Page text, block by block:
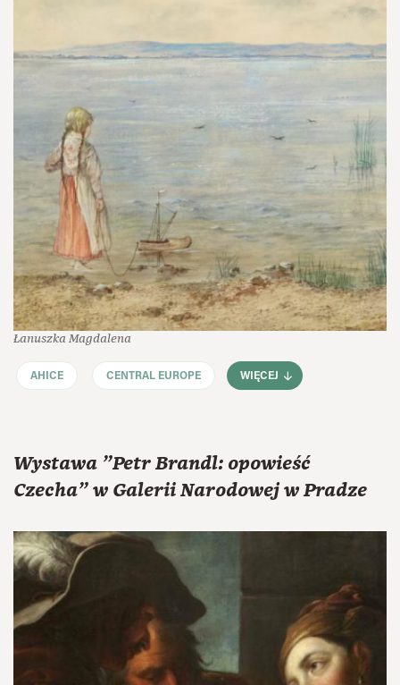
Łanuszka Magdalena
AHICE CENTRAL EUROPE WIĘCEJ
Wystawa "Petr Brandl: opowieść
Czecha" w Galerii Narodowej w Pradze